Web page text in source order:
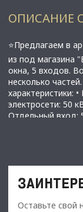
ОПИСАНИЕ
⭐Предлагаем в
из под магазина
окна, 5 входов.
несколько
характеристики:
электросети: 50
Отдельный вход:
Помещение в
организуем
лидирующий
Оставьте свой